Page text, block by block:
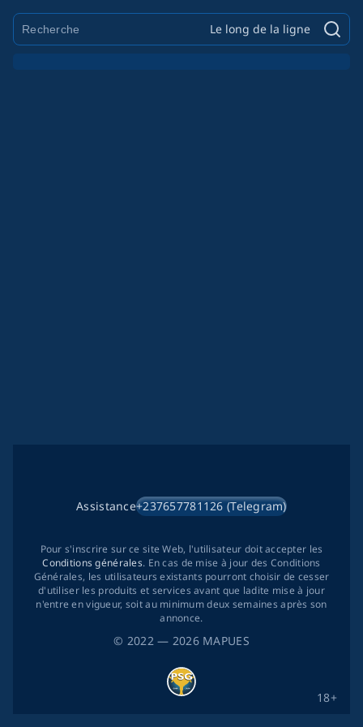
Le long de la ligne
© 2022— 2026 MAPUES
Assistance+237657781126 (Telegram)
18+
Pour s'inscrire sur ce site Web, l'utilisateur doit accepter les
Conditions générales. En cas de mise à jour des Conditions
Générales, les utilisateurs existants pourront choisir de cesser
d'utiliser les produits et services avant que ladite mise à jour
n'entre en vigueur, soit au minimum deux semaines après son
annonce.